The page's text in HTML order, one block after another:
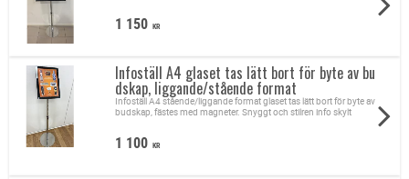
1 150 KR
Infoställ A4 glaset tas lätt bort för byte av bu
dskap, liggande/stående format
Infoställ A4 stående/liggande format glaset tas lätt bort för byte av
budskap, fästes med magneter. Snyggt och stilren info skylt
1 100 KR